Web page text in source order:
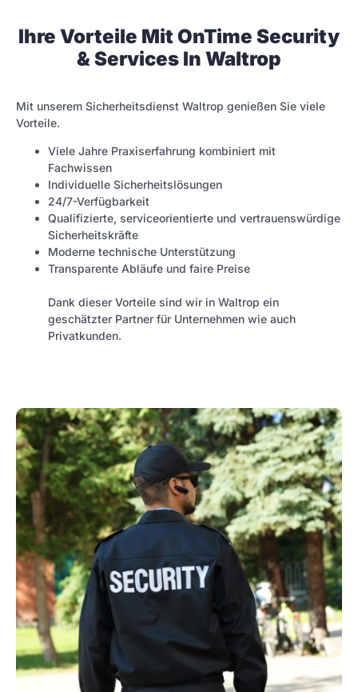
Ihre Vorteile Mit OnTime Security
& Services In Waltrop
Mit unserem Sicherheitsdienst Waltrop genießen Sie viele
Vorteile.
Viele Jahre Praxiserfahrung kombiniert mit
Fachwissen
Individuelle Sicherheitslösungen
24/7-Verfügbarkeit
Qualifizierte, serviceorientierte und vertrauenswürdige
Sicherheitskräfte
Moderne technische Unterstützung
Transparente Abläufe und faire Preise
Dank dieser Vorteile sind wir in Waltrop ein
geschätzter Partner für Unternehmen wie auch
Privatkunden.